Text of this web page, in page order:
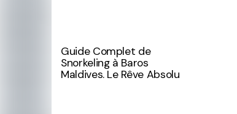
Guide Complet de
Snorkeling à Baros
Maldives. Le Rêve Absolu